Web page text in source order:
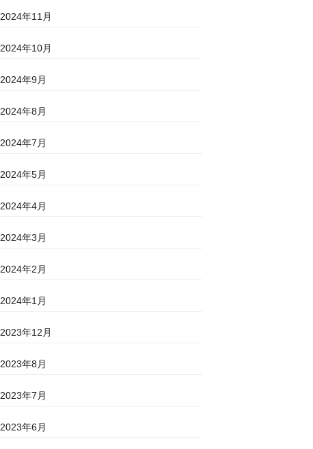
2024年11月
2024年10月
2024年9月
2024年8月
2024年7月
2024年5月
2024年4月
2024年3月
2024年2月
2024年1月
2023年12月
2023年8月
2023年7月
2023年6月